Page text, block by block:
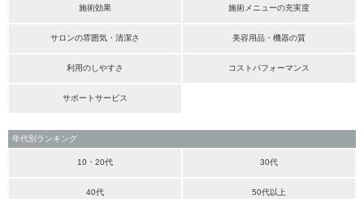
施術効果 施術メニューの充実度
サロンの雰囲気・清潔さ 美容用品・機器の質
利用のしやすさ コストパフォーマンス
サポートサービス
年代別ランキング
10・20代 30代
40代 50代以上